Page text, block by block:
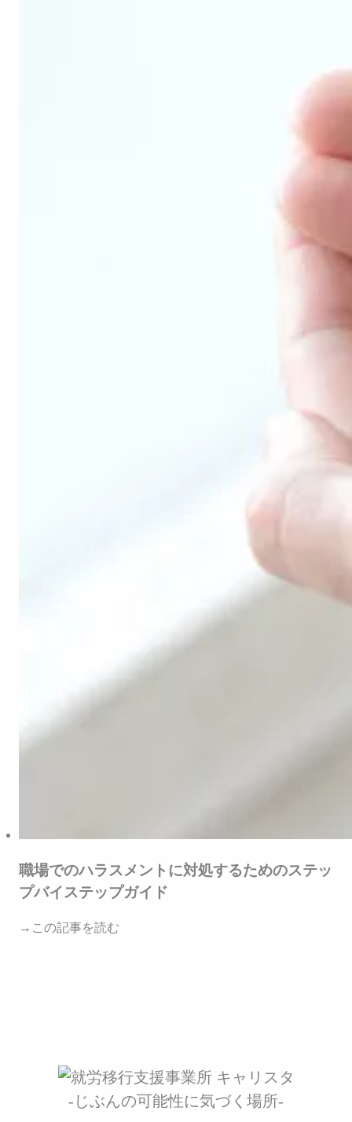
職場でのハラスメントに対処するためのステッ
プバイステップガイド
→この記事を読む
-じぶんの可能性に気づく場所-